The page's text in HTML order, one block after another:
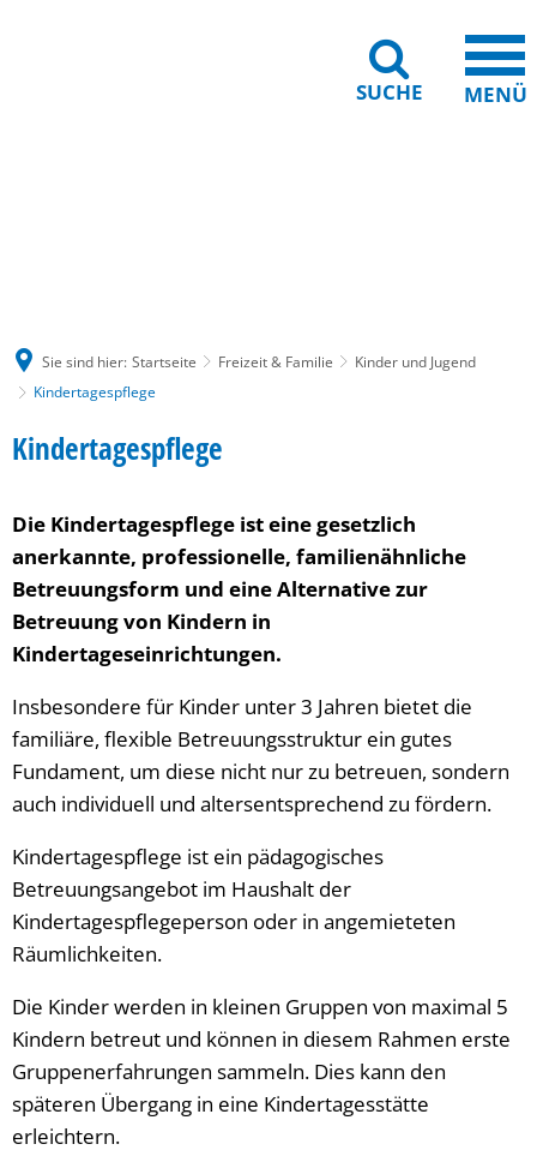
SUCHE MENÜ
Sie sind hier: Startseite Freizeit & Familie
Kinder und Jugend
Kindertagespflege
Kindertagespflege
Kindertagespflege
Die Kindertagespflege ist eine gesetzlich
anerkannte, professionelle, familienähnliche
Betreuungsform und eine Alternative zur
Betreuung von Kindern in
Kindertageseinrichtungen.
Insbesondere für Kinder unter 3 Jahren bietet die
familiäre, flexible Betreuungsstruktur ein gutes
Fundament, um diese nicht nur zu betreuen, sondern
auch individuell und altersentsprechend zu fördern.
Kindertagespflege ist ein pädagogisches
Betreuungsangebot im Haushalt der
Kindertagespflegeperson oder in angemieteten
Räumlichkeiten.
Die Kinder werden in kleinen Gruppen von maximal 5
Kindern betreut und können in diesem Rahmen erste
Gruppenerfahrungen sammeln. Dies kann den
späteren Übergang in eine Kindertagesstätte
erleichtern.